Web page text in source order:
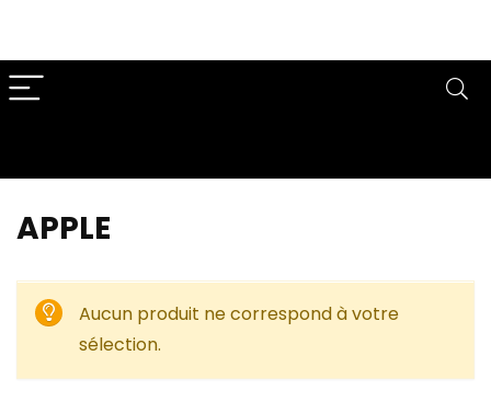
APPLE
Aucun produit ne correspond à votre
sélection.